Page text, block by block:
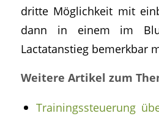
dritte Möglichkeit mit
dann in einem im
Lactatanstieg bemerkbar
Weitere Artikel zum
Trainingssteuerung